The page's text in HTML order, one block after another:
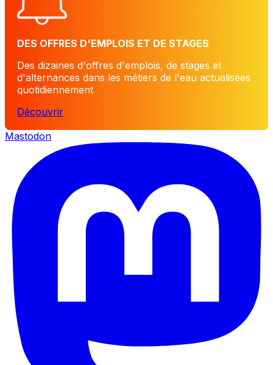
DES OFFRES D'EMPLOIS ET DE STAGES
Des dizaines d'offres d'emplois, de stages et
d'alternances dans les métiers de l'eau actualisées
quotidiennement
Découvrir
Mastodon